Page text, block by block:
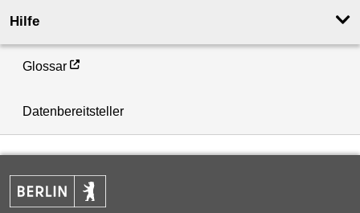
Hilfe
Glossar
Datenbereitsteller